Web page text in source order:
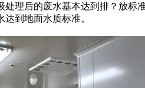
后的废水基本达到排？放标
到地面水质标准。